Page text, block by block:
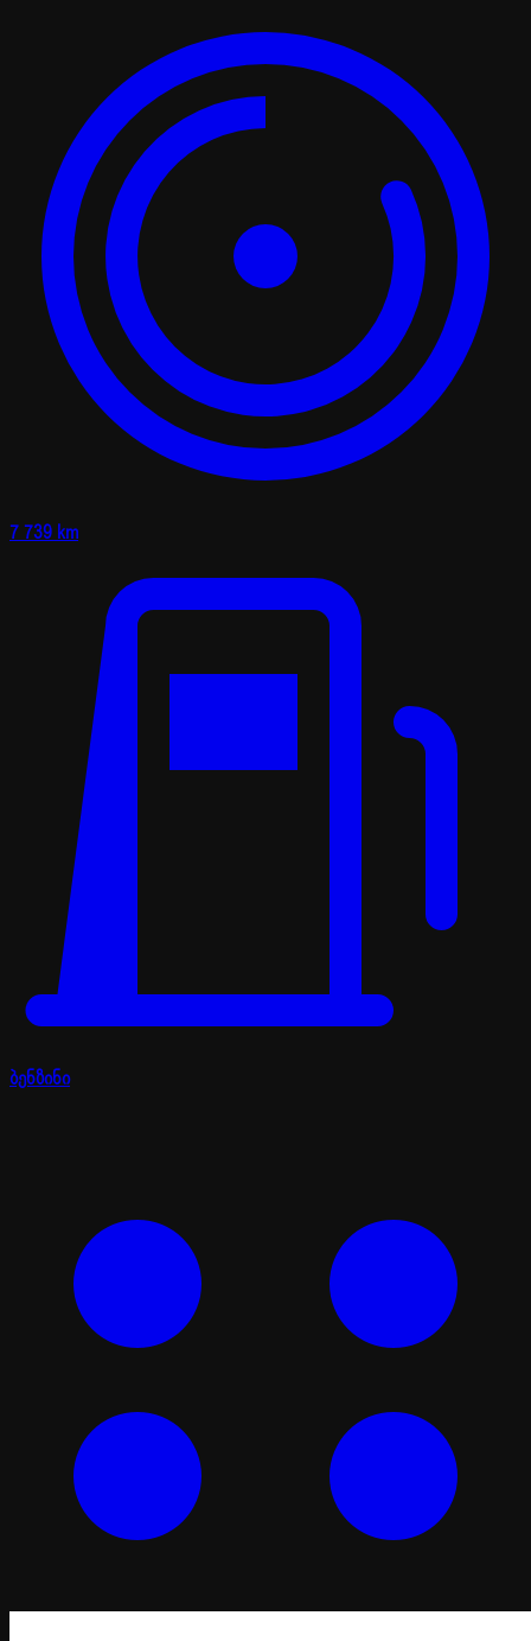
7 739 km
ბენზინი